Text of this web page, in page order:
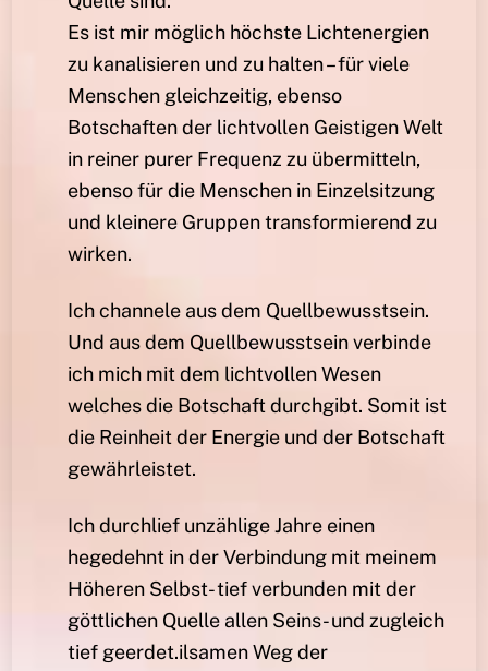
Es ist mir möglich höchste Lichtenergien
zu kanalisieren und zu halten – für viele
Menschen gleichzeitig, ebenso
Botschaften der lichtvollen Geistigen Welt
in reiner purer Frequenz zu übermitteln,
ebenso für die Menschen in Einzelsitzung
und kleinere Gruppen transformierend zu
wirken.
Ich channele aus dem Quellbewusstsein.
Und aus dem Quellbewusstsein verbinde
ich mich mit dem lichtvollen Wesen
welches die Botschaft durchgibt. Somit ist
die Reinheit der Energie und der Botschaft
gewährleistet.
Ich durchlief unzählige Jahre einen
hegedehnt in der Verbindung mit meinem
Höheren Selbst- tief verbunden mit der
göttlichen Quelle allen Seins- und zugleich
tief geerdet.ilsamen Weg der